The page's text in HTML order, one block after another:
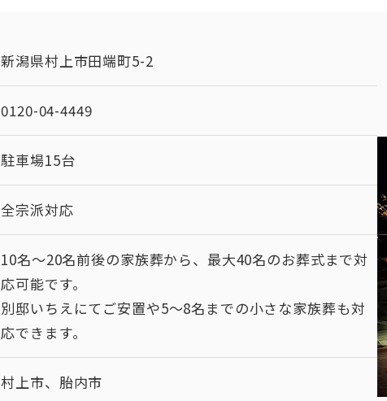
新潟県村上市田端町5-2
0120-04-4449
駐車場15台
全宗派対応
10名〜20名前後の家族葬から、最大40名のお葬式まで対
応可能です。
別邸いちえにてご安置や5〜8名までの小さな家族葬も対
応できます。
村上市、胎内市